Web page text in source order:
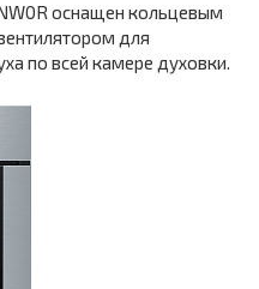
оснащен кольцевым
для
по всей камере духовки.